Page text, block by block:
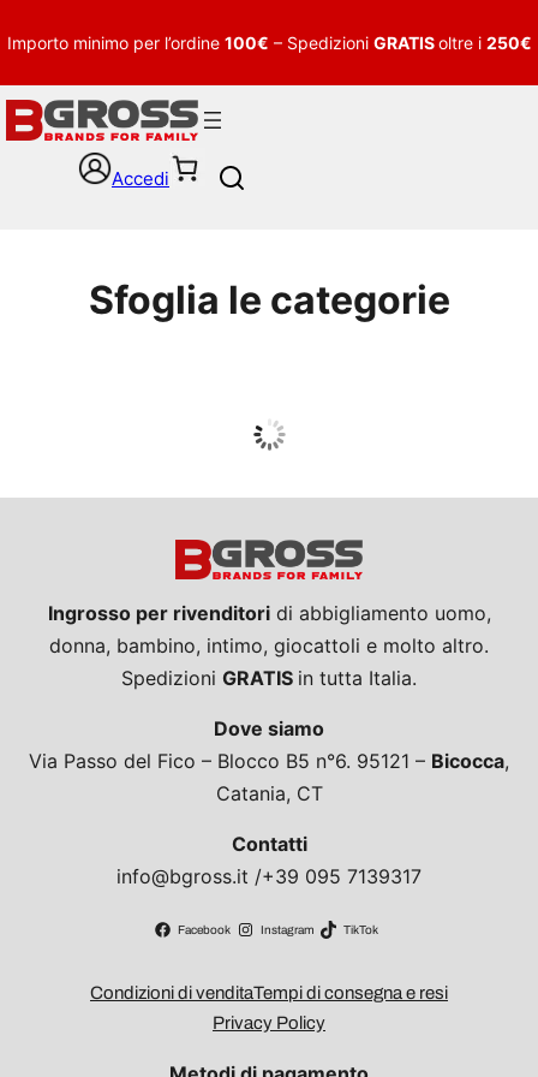
Importo minimo per l’ordine 100€ – Spedizioni GRATISoltre i 250€
Accedi
h
Sfoglia le categorie
Guarda tutto
Ingrosso per rivenditoridi abbigliamento uomo,
donna, bambino, intimo, giocattoli e molto altro.
Spedizioni GRATIS in tutta Italia.
Dove siamo
Via Passo del Fico – Blocco B5 n°6. 95121 – Bicocca,
Catania, CT
Contatti
info@bgross.it /+39 095 7139317
Facebook Instagram TikTok
Condizioni di venditaTempi di consegna e resi
Privacy Policy